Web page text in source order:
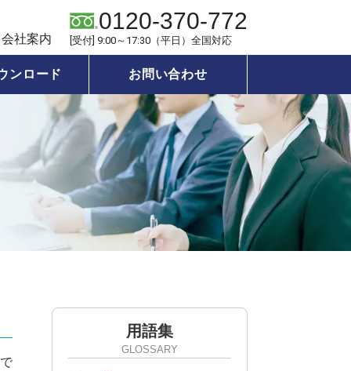
会社案内
0120-370-772
[受付] 9:00～17:30（平日）全国対応
ンロード お問い合わせ
用語集
GLOSSARY